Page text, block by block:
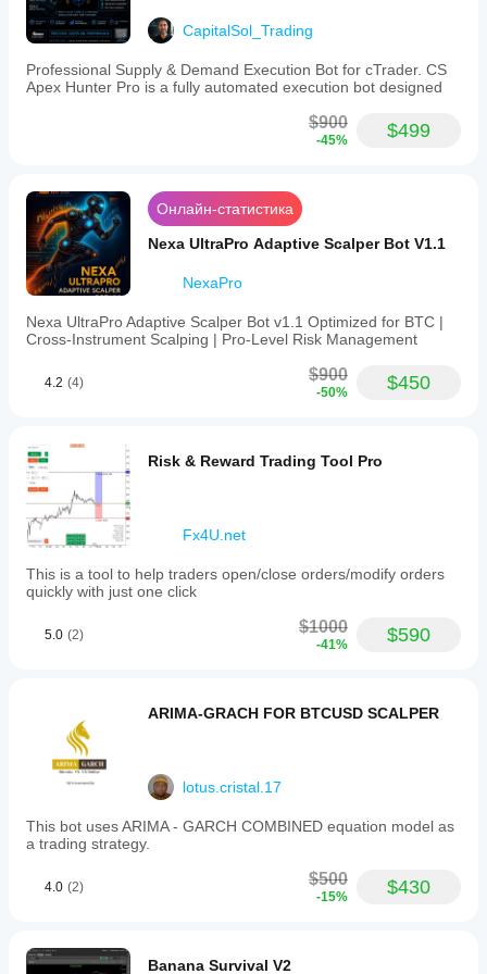
SUITABLE FOR
✅ Traders who prefer LOW drawdown strategies
✅ H4 timeframe traders
✅ Disciplined grid trading enthusiasts
✅ Long-term portfolio diversification
✅ Traders who value steady, controlled growth
Aggressive scalpers (this is H4, not M5)
Capital you cannot afford to lose
Traders who panic during temporary corrections
Anyone expecting unrealistic monthly returns
Sub-$5,000 accounts (insufficient margin)
• Minimum Account Size: $5,000 USD
• Recommended Account Size: $10,000+ USD
• Leverage: 1:500
• Broker Type: ECN/Raw spread (IC Markets
recommended)
• Spread: Low spread environment essential
• Account Type: Hedging account required
Управление рисками
Модель
риска
Динамическая
Фиксированный процент риска
типы ордеров
Рыночный
Макс.
количество
(лоты)
2
управления
Стоп-лосс на уровень средств
Лимит просадки баланса
Фильтр по сессиям
CapitalSol_Trading
Professional Supply & Demand Execution Bot for cTrader. CS
Apex Hunter Pro is a fully automated execution bot designed
$900
-45% $499
Онлайн-статистика
Nexa UltraPro Adaptive Scalper Bot V1.1
NexaPro
Nexa UltraPro Adaptive Scalper Bot v1.1 Optimized for BTC |
Cross‑Instrument Scalping | Pro‑Level Risk Management
4.2 (4) $900
-50% $450
Risk & Reward Trading Tool Pro
Fx4U.net
This is a tool to help traders open/close orders/modify orders
quickly with just one click
5.0 (2) $1000
-41% $590
ARIMA-GRACH FOR BTCUSD SCALPER
lotus.cristal.17
This bot uses ARIMA - GARCH COMBINED equation model as
a trading strategy.
4.0 (2) $500
-15% $430
Banana Survival V2